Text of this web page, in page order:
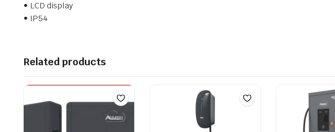
• LCD display
• IP54
Related products